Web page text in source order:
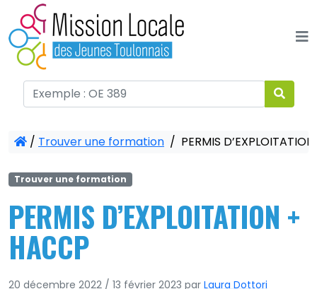
/ Trouver une formation / PERMIS
Trouver une formation
PERMIS D’EXPLOITATION +
HACCP
20 décembre 2022 / 13 février 2023 par Laura Dottori
Panneau de gestion des cookies